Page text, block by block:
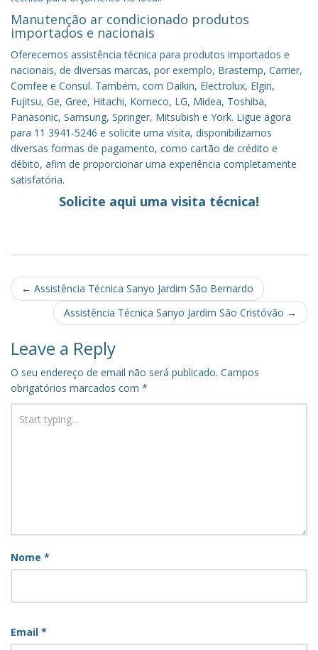
Manutenção ar condicionado produtos
importados e nacionais
Oferecemos assistência técnica para produtos importados e
nacionais, de diversas marcas, por exemplo, Brastemp, Carrier,
Comfee e Consul. Também, com Daikin, Electrolux, Elgin,
Fujitsu, Ge, Gree, Hitachi, Komeco, LG, Midea, Toshiba,
Panasonic, Samsung, Springer, Mitsubish e York. Ligue agora
para 11 3941-5246 e solicite uma visita, disponibilizamos
diversas formas de pagamento, como cartão de crédito e
débito, afim de proporcionar uma experiência completamente
satisfatória.
Solicite aqui uma visita técnica!
Post
navigation
← Assistência Técnica Sanyo Jardim São Bernardo
Assistência Técnica Sanyo Jardim São Cristóvão →
Leave a Reply
O seu endereço de email não será publicado. Campos
obrigatórios marcados com *
Nome *
Email *